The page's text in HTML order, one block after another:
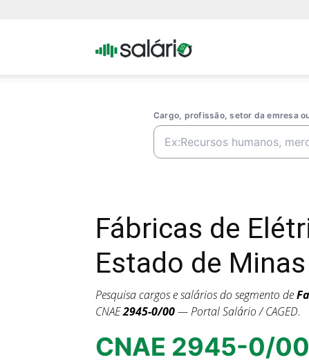
Portal
Cargo, profissão, setor da emresa
Fábricas de
Estado de
Pesquisa cargos e salários do segmento de
CNAE2945-0/00— Portal Salário / CAGED.
CNAE 2945-0/00